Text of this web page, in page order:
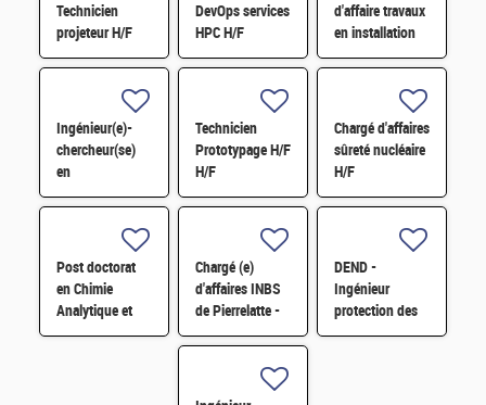
Technicien
projeteur H/F
DevOps services
HPC H/F
d'affaire travaux
en installation
H/F
Ingénieur(e)-
chercheur(se)
en
développement
Technicien
Prototypage H/F
H/F
Chargé d'affaires
sûreté nucléaire
H/F
Post doctorat
en Chimie
Analytique et
Spectrométrie
Chargé (e)
d'affaires INBS
de Pierrelatte -
Inspecteur en
DEND -
Ingénieur
protection des
installations